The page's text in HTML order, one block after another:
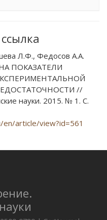
Л.Ф., Федосов А.А.
ПОКАЗАТЕЛИ
//
науки. 2015. № 1. С.
article/view?id=561